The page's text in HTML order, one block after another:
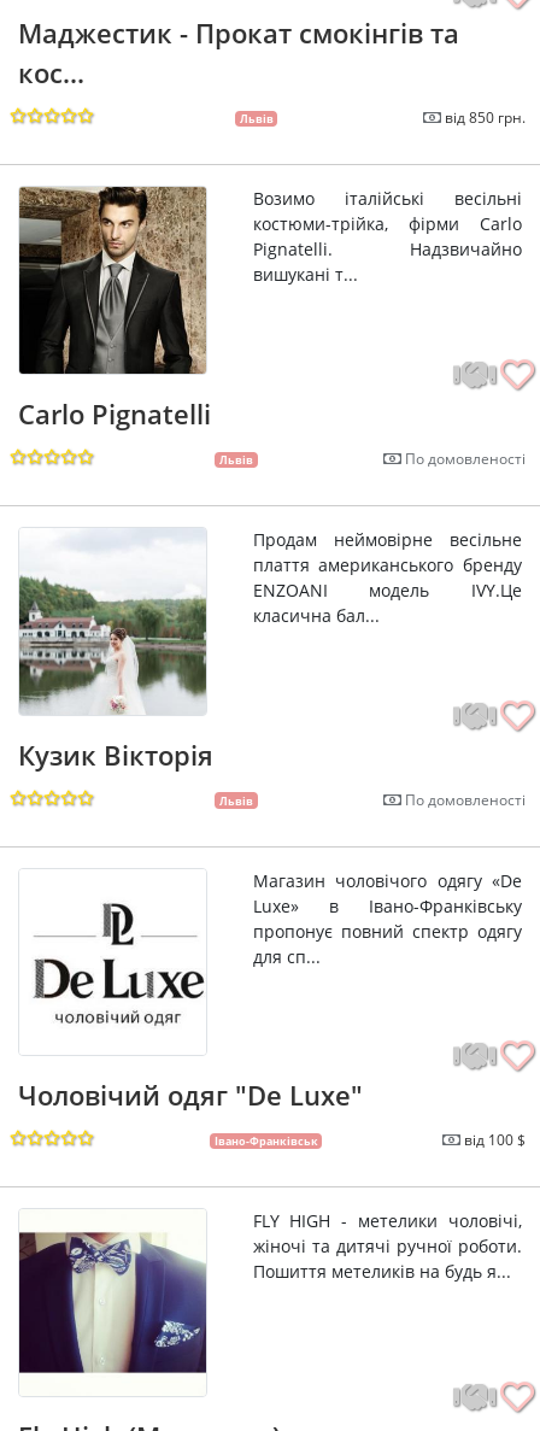
Маджестик - Прокат смокінгів та
кос...
Львів від 850 грн.
Возимо італійські весільні
костюми-трійка, фірми Carlo
Pignatelli. Надзвичайно
вишукані т...
Carlo Pignatelli
Львів По домовленості
Продам неймовірне весільне
плаття американського бренду
ENZOANI модель IVY.Це
класична бал...
Кузик Вікторія
Львів По домовленості
Магазин чоловічого одягу «De
Luxe» в Івано-Франківську
пропонує повний спектр одягу
для сп...
Чоловічий одяг "De Luxe"
Івано-Франківськ від 100 $
FLY HIGH - метелики чоловічі,
жіночі та дитячі ручної роботи.
Пошиття метеликів на будь я...